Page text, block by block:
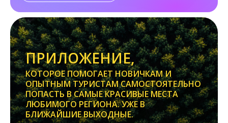
ПРИЛОЖЕНИЕ,
КОТОРОЕ ПОМОГАЕТ НОВИЧКАМ И
ОПЫТНЫМ ТУРИСТАМ САМОСТОЯТЕЛЬНО
ПОПАСТЬ В САМЫЕ КРАСИВЫЕ МЕСТА
ЛЮБИМОГО РЕГИОНА. УЖЕ В
БЛИЖАЙШИЕ ВЫХОДНЫЕ.